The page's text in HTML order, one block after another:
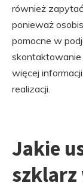
również
ponieważ
pomocne w
skontaktowanie
więcej
realizacji.
Jakie
szklarz